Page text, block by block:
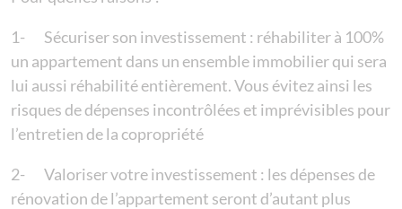
1- Sécuriser son investissement : réhabiliter à 100%
un appartement dans un ensemble immobilier qui sera
lui aussi réhabilité entièrement. Vous évitez ainsi les
risques de dépenses incontrôlées et imprévisibles pour
l’entretien de la copropriété
2- Valoriser votre investissement : les dépenses de
rénovation de l’appartement seront d’autant plus